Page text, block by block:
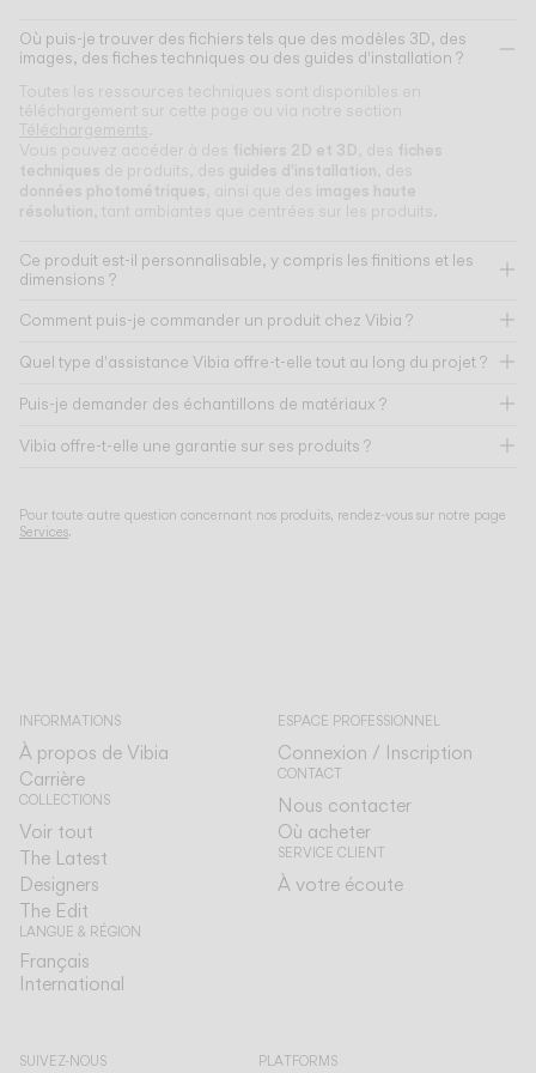
Où puis-je trouver des fichiers tels que des modèles 3D, des
images, des fiches techniques ou des guides d'installation ?
Toutes les ressources techniques sont disponibles en
téléchargement sur cette page ou via notre section
Téléchargements
Vous pouvez accéder à des fichiers 2D et 3D , des fiches
techniques de produits, des guides d'installation , des
données photométriques , ainsi que des images haute
résolution , tant ambiantes que centrées sur les produits.
Ce produit est-il personnalisable, y compris les finitions et les
dimensions ?
Comment puis-je commander un produit chez Vibia ?
Quel type d'assistance Vibia offre-t-elle tout au long du projet ?
Puis-je demander des échantillons de matériaux ?
Vibia offre-t-elle une garantie sur ses produits ?
Pour toute autre question concernant nos produits, rendez-vous sur notre page
Services.
INFORMATIONS
À propos de Vibia
Carrière
COLLECTIONS
Voir tout
The Latest
Designers
The Edit
LANGUE & RÉGION
Français
International
ESPACE PROFESSIONNEL
Connexion / Inscription
CONTACT
Nous contacter
Où acheter
SERVICE CLIENT
À votre écoute
SUIVEZ-NOUS PLATFORMS